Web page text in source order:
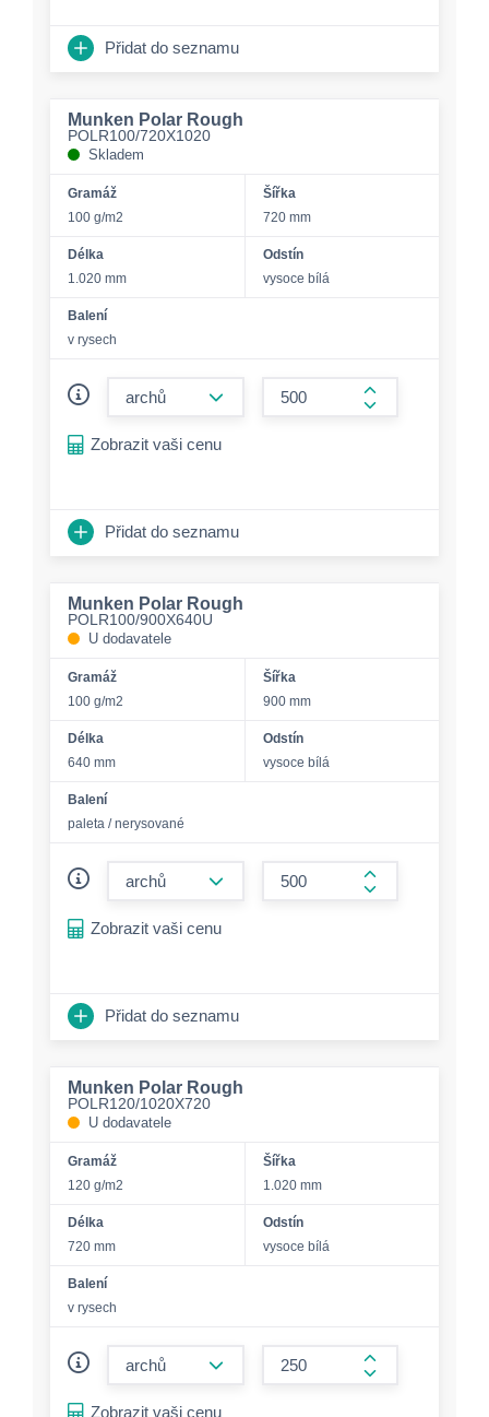
Přidat do seznamu
Munken Polar Rough
POLR100/720X1020
Skladem
Gramáž
100 g/m2
Šířka
720 mm
Délka
1.020 mm
Odstín
vysoce bílá
Balení
v rysech
form.increase-
Zobrazit vaši cenu
Přidat do seznamu
Munken Polar Rough
POLR100/900X640U
U dodavatele
Gramáž
100 g/m2
Šířka
900 mm
Délka
640 mm
Odstín
vysoce bílá
Balení
paleta / nerysované
form.increase-
Zobrazit vaši cenu
Přidat do seznamu
Munken Polar Rough
POLR120/1020X720
U dodavatele
Gramáž
120 g/m2
Šířka
1.020 mm
Délka
720 mm
Odstín
vysoce bílá
Balení
v rysech
form.increase-
Zobrazit vaši cenu